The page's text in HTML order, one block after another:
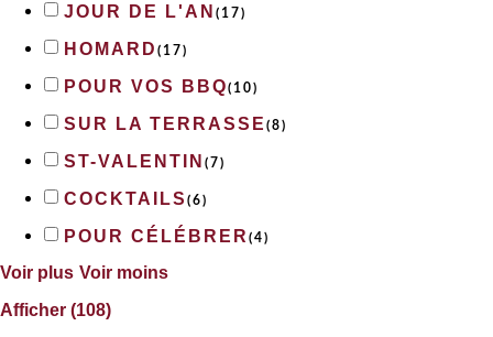
JOUR DE L'AN ( 17)
HOMARD ( 17)
POUR VOS BBQ( 10)
SUR LA TERRASSE (8)
ST-VALENTIN ( 7)
COCKTAILS (6)
POUR CÉLÉBRER (4)
Voir plus Voir moins
Afficher (108)